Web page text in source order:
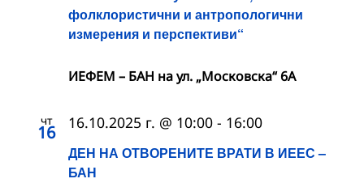
фолклористични и антропологични
измерения и перспективи“
ИЕФЕМ – БАН на ул. „Московска“ 6A
чт
16
ДЕН НА ОТВОРЕНИТЕ ВРАТИ В ИЕЕС –
БАН
16.10.2025 г. @ 10:00 - 16:00